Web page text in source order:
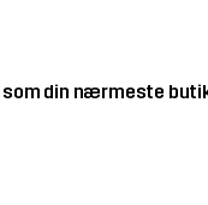
som din nærmeste